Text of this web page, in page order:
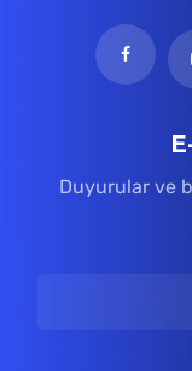
Duyurular ve